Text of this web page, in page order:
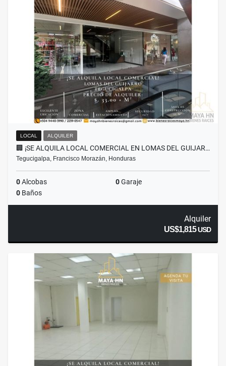
LOCAL ALQUILER
🏢 ¡SE ALQUILA LOCAL COMERCIAL EN LOMAS DEL GUIJAR…
Tegucigalpa, Francisco Morazán, Honduras
0Alcobas 0Garaje
0 Baños
Alquiler
US$1,815USD